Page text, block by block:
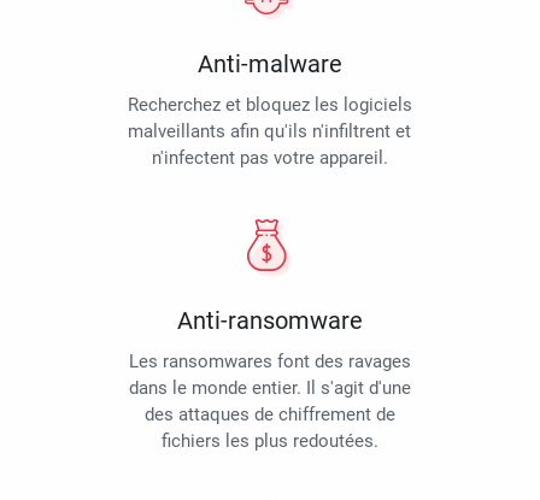
Anti-malware
Recherchez et bloquez les logiciels
malveillants afin qu'ils n'infiltrent et
n'infectent pas votre appareil.
Anti-ransomware
Les ransomwares font des ravages
dans le monde entier. Il s'agit d'une
des attaques de chiffrement de
fichiers les plus redoutées.